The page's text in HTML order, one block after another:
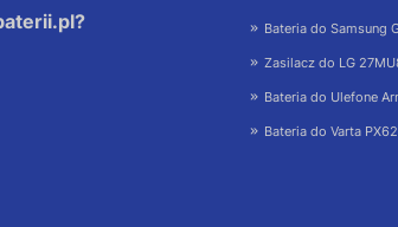
Bateria do Samsung
Zasilacz do LG
Bateria do Ulefone
Bateria do Varta